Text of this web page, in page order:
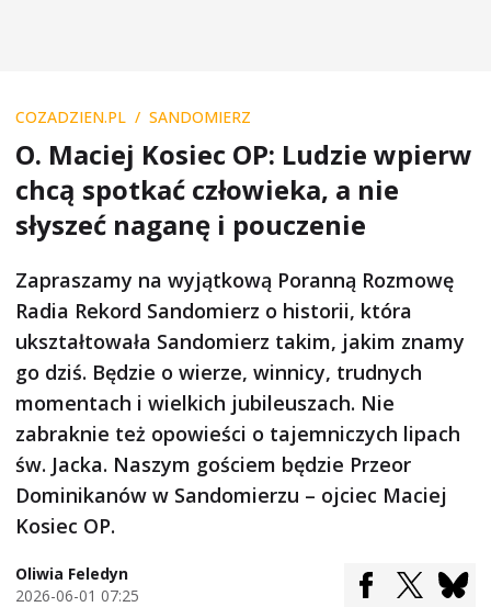
COZADZIEN.PL SANDOMIERZ
O. Maciej Kosiec OP: Ludzie wpierw
chcą spotkać człowieka, a nie
słyszeć naganę i pouczenie
Zapraszamy na wyjątkową Poranną Rozmowę
Radia Rekord Sandomierz o historii, która
ukształtowała Sandomierz takim, jakim znamy
go dziś. Będzie o wierze, winnicy, trudnych
momentach i wielkich jubileuszach. Nie
zabraknie też opowieści o tajemniczych lipach
św. Jacka. Naszym gościem będzie Przeor
Dominikanów w Sandomierzu – ojciec Maciej
Kosiec OP.
Oliwia Feledyn
2026-06-01 07:25